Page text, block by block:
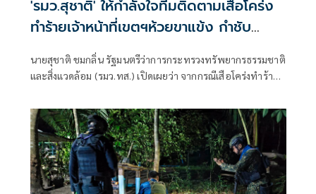
'รมว.สุชาติ' ให้กำลังใจทีมติดตามเสือโคร่ง
ทำร้ายเจ้าหน้าที่เขตฯห้วยขาแข้ง กำชับ
ระมัดระวังความปลอดภัยขั้นสูงสุด หลัง
กรมอุทยานฯ แถลงความคืบหน้ากรณีเจ้า
นายสุชาติ ชมกลิ่น รัฐมนตรีว่าการกระทรวงทรัพยากรธรรมชาติ
และสิ่งแวดล้อม (รมว.ทส.) เปิดเผยว่า จากกรณีเสือโคร่งทำร้าย
ตนได้ติดตามสถานการณ์ดังกล่าวอย่างใกล้ชิด พร้อมแสดงความ
ห่วงใยต่อเจ้าหน้าที่ผู้ปฏิบัติงานในพื้นที่ และได้กำชับให้หน่วย
งานยกระดับมาตรการความปลอดภัยขั้นสูงสุดในการปฏิบัติ
ภารกิจเพื่อความปลอดภัยของผู้ปฏิบัติงาน